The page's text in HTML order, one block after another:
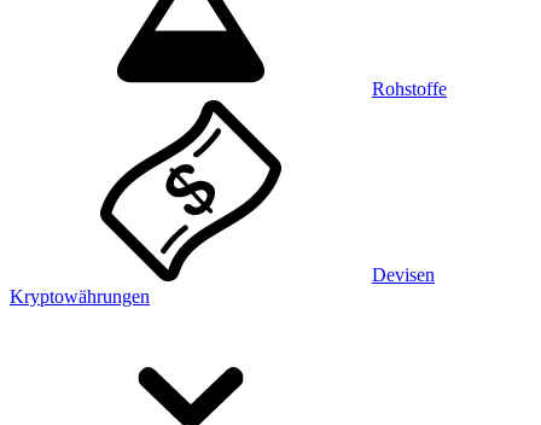
Rohstoffe
Devisen
Kryptowährungen